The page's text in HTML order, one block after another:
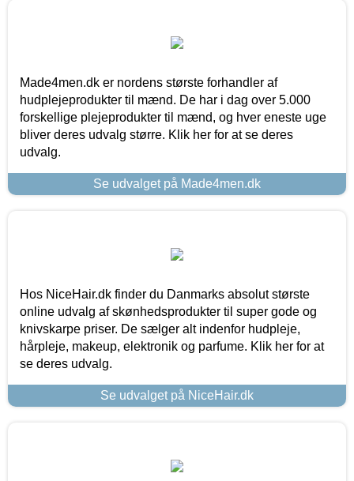
Made4men.dk er nordens største forhandler af
hudplejeprodukter til mænd. De har i dag over 5.000
forskellige plejeprodukter til mænd, og hver eneste uge
bliver deres udvalg større. Klik her for at se deres
udvalg.
Se udvalget på Made4men.dk
Hos NiceHair.dk finder du Danmarks absolut største
online udvalg af skønhedsprodukter til super gode og
knivskarpe priser. De sælger alt indenfor hudpleje,
hårpleje, makeup, elektronik og parfume. Klik her for at
se deres udvalg.
Se udvalget på NiceHair.dk